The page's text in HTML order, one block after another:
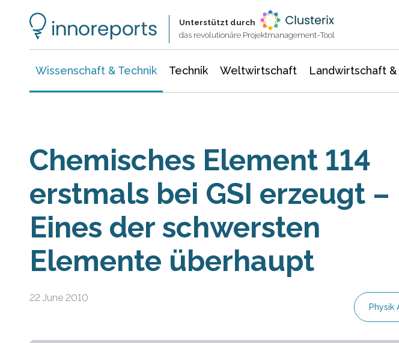
Unterstützt durch
das revolutionäre Projektmanagement-Tool
Wissenschaft & Technik Technik Weltwirtschaft Landwirtschaft
Chemisches Element 114
erstmals bei GSI erzeugt –
Eines der schwersten
Elemente überhaupt
22 June 2010
Physik